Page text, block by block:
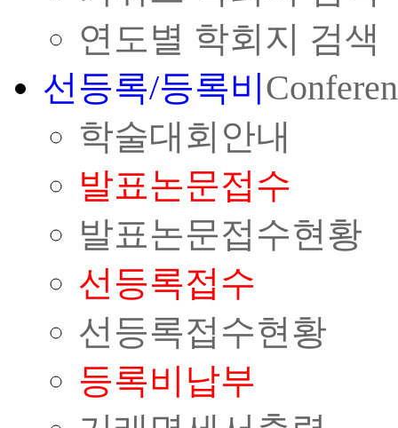
연도별 학회지 검색
선등록/등록비
학술대회안내
발표논문접수
발표논문접수현황
선등록접수
선등록접수현황
등록비납부